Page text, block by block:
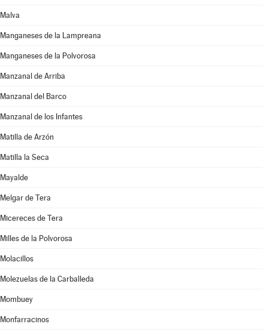
Malva
Manganeses de la Lampreana
Manganeses de la Polvorosa
Manzanal de Arriba
Manzanal del Barco
Manzanal de los Infantes
Matilla de Arzón
Matilla la Seca
Mayalde
Melgar de Tera
Micereces de Tera
Milles de la Polvorosa
Molacillos
Molezuelas de la Carballeda
Mombuey
Monfarracinos